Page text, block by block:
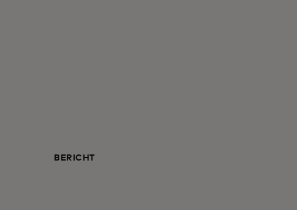
BERICHT